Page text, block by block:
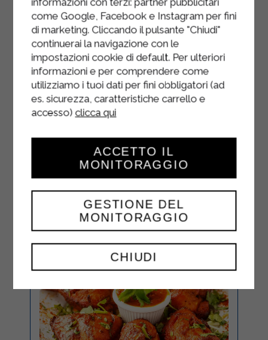
la chauffer et ajoutez les pétoncles
farinés.
Faire dorer quelques minutes,
ajouter le sel et le poivre.
Nappez les pétoncles de la sauce
aux champignons préparée
précédemment.
come Google, Facebook e Instagram per fini
di marketing. Cliccando il pulsante "Chiudi"
continuerai la navigazione con le
impostazioni cookie di default. Per ulteriori
informazioni e per comprendere come
utilizziamo i tuoi dati per fini obbligatori (ad
es. sicurezza, caratteristiche carrello e
accesso) clicca qui
CHIUDI
GESTIONE DEL
MONITORAGGIO
ACCETTO IL
MONITORAGGIO